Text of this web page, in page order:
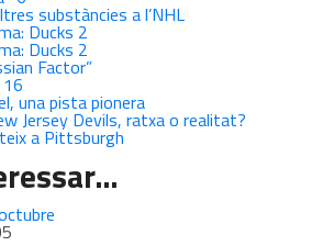
substàncies a l’NHL
Ducks 2
Ducks 2
Factor”
una pista pionera
Jersey Devils, ratxa o realitat?
a Pittsburgh